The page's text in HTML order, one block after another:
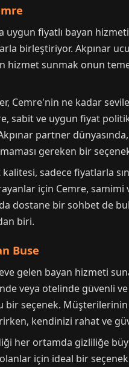
uygun fiyatlı bayan
birleştiriyor. Akpınar
hizmet sunmak onun
Cemre'nin ne kadar
sabit ve uygun fiyat
partner
gereken bir
sadece fiyatlarla
için Cemre, samimi
dostane bir sohbet de
biri.
Buse
gelen bayan hizmeti
veya otelinde güvenli
bir seçenek.
kendinizi rahat ve
her ortamda gizliliğe
olanlar için ideal bir